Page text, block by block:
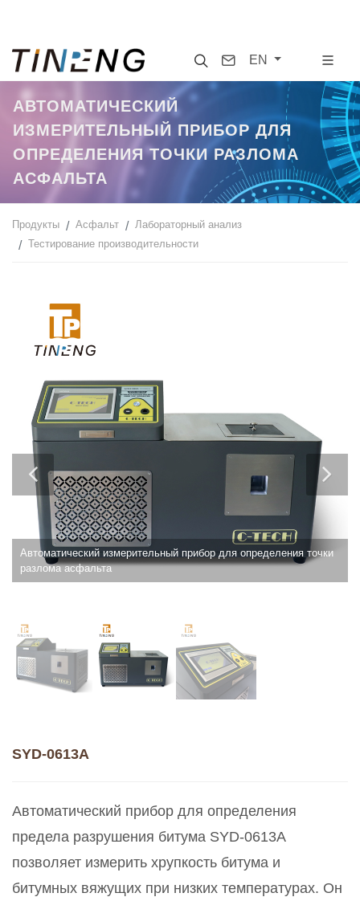
SearchContact
EN
AВТОМАТИЧЕСКИЙ
ИЗМЕРИТЕЛЬНЫЙ ПРИБОР ДЛЯ
ОПРЕДЕЛЕНИЯ ТОЧКИ РАЗЛОМА
АСФАЛЬТА
Продукты Асфальт
Лабораторный анализ
Тестирование производительности
Aвтоматический измерительный прибор для определения точки
разлома асфальта
SYD-0613A
Автоматический прибор для определения
предела разрушения битума SYD-0613A
позволяет измерить хрупкость битума и
битумных вяжущих при низких температурах. Он